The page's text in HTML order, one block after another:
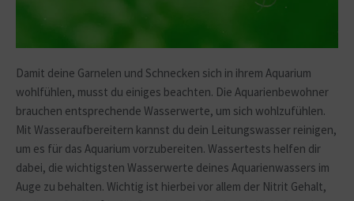
Damit deine Garnelen und Schnecken sich in ihrem Aquarium
wohlfühlen, musst du einiges beachten. Die Aquarienbewohner
brauchen entsprechende Wasserwerte, um sich wohlzufühlen.
Mit Wasseraufbereitern kannst du dein Leitungswasser reinigen,
um es für das Aquarium vorzubereiten. Wassertests helfen dir
dabei, die wichtigsten Wasserwerte deines Aquarienwassers im
Auge zu behalten. Wichtig ist hierbei vor allem der Nitrit Gehalt,